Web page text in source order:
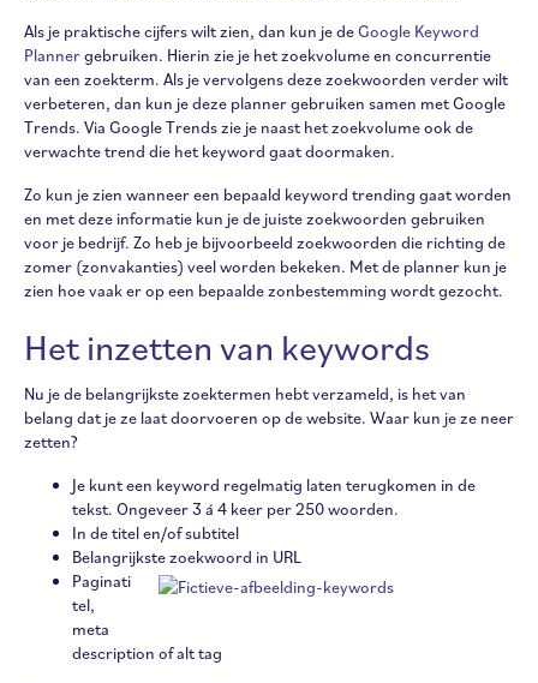
Als je praktische cijfers wilt zien, dan kun je deGoogle Keyword
Plannergebruiken. Hierin zie je het zoekvolume en concurrentie
van een zoekterm. Als je vervolgens deze zoekwoorden verder wilt
verbeteren, dan kun je deze planner gebruiken samen met Google
Trends. Via Google Trends zie je naast het zoekvolume ook de
verwachte trend die het keyword gaat doormaken.
Zo kun je zien wanneer een bepaald keyword trending gaat worden
en met deze informatie kun je de juiste zoekwoorden gebruiken
voor je bedrijf. Zo heb je bijvoorbeeld zoekwoorden die richting de
zomer (zonvakanties) veel worden bekeken. Met de planner kun je
zien hoe vaak er op een bepaalde zonbestemming wordt gezocht.
Het inzetten van keywords
Nu je de belangrijkste zoektermen hebt verzameld, is het van
belang dat je ze laat doorvoeren op de website. Waar kun je ze neer
zetten?
Je kunt een keyword regelmatig laten terugkomen in de
tekst. Ongeveer 3 á 4 keer per 250 woorden.
In de titel en/of subtitel
Belangrijkste zoekwoord in URL
Paginati
tel,
meta
description of alt tag